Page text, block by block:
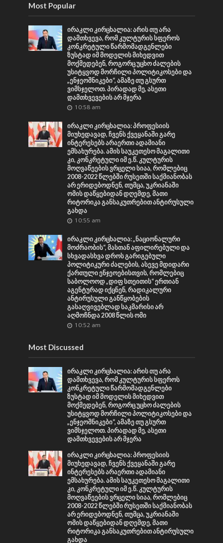
Most Popular
ირაკლი კირცხალია: არის თუ არა
დამთხვევა, რომ კულტურის სფეროს
კონკრეტული წარმომადგენლები
ზუსტად იმ მოდელის მიხედვით
მოქმედებენ, როგორც უცხო ძალების
უსიტყვოდ მორჩილი პოლიტიკოსები და
„ენჯეოშნიკები“, ამაზე თუ გსურთ
ვიმსჯელოთ. პირადად მე, ასეთი
დამთხვევების არ მჯერა
10:58 am
ირაკლი კირცხალია: პროფესიის
მიუხედავად, ჩვენს ქვეყანაში გარე
ინტერესებს არაერთი ადამიანი
ემსახურება. ამის საუკეთესო მაგალითი
კი, კონკრეტული იმ ე.წ. კულტურის
მოღვაწეების ვრცელი სიაა, რომლებიც
2008-2022 წლებში რუსეთში საქმიანობას
არ ერიდებოდნენ, თუმცა, უკრიანაში
ომის დაწყებიდან დღემდე, მათი
რიტორიკა განსაკუთრებით ანტირუსული
გახდა
10:55 am
ირაკლი კირცხალია: „ნაციონალური
მოძრაობის“, მასთან აფილირებული და
სხვადასხვა დროს გარიგებული
პოლიტიკური ძალების, ასევე მდიდარი
ქართული ენჯეოებისთვის, რომლებიც
საბოლოოდ „დიფ სთეითის“ ერთიან
აგენტურად იქცნენ, რადიკალური
ანტირუსული განწყობების
გასაღვივებლად საკმარისი არ
აღმოჩნდა 2008 წლის ომი
10:52 am
Most Discussed
ირაკლი კირცხალია: არის თუ არა
დამთხვევა, რომ კულტურის სფეროს
კონკრეტული წარმომადგენლები
ზუსტად იმ მოდელის მიხედვით
მოქმედებენ, როგორც უცხო ძალების
უსიტყვოდ მორჩილი პოლიტიკოსები და
„ენჯეოშნიკები“, ამაზე თუ გსურთ
ვიმსჯელოთ. პირადად მე, ასეთი
დამთხვევების არ მჯერა
ირაკლი კირცხალია: პროფესიის
მიუხედავად, ჩვენს ქვეყანაში გარე
ინტერესებს არაერთი ადამიანი
ემსახურება. ამის საუკეთესო მაგალითი
კი, კონკრეტული იმ ე.წ. კულტურის
მოღვაწეების ვრცელი სიაა, რომლებიც
2008-2022 წლებში რუსეთში საქმიანობას
არ ერიდებოდნენ, თუმცა, უკრიანაში
ომის დაწყებიდან დღემდე, მათი
რიტორიკა განსაკუთრებით ანტირუსული
გახდა